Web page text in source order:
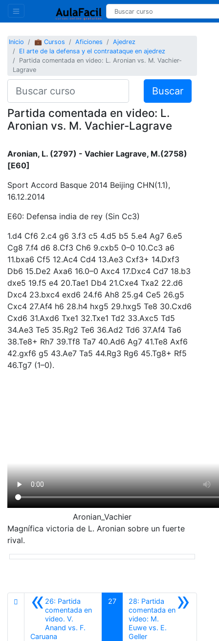
Inicio 💼 Cursos Aficiones
Ajedrez
El arte de la defensa y el contraataque en ajedrez
Partida comentada en video: L. Aronian vs. M. Vachier-
Lagrave
Buscar
Partida comentada en video: L.
Aronian vs. M. Vachier-Lagrave
Aronian, L. (2797) - Vachier Lagrave, M.(2758)
[E60]
Sport Accord Basque 2014 Beijing CHN(1.1),
16.12.2014
E60: Defensa india de rey (Sin Cc3)
1.d4 Cf6 2.c4 g6 3.f3 c5 4.d5 b5 5.e4 Ag7 6.e5
Cg8 7.f4 d6 8.Cf3 Ch6 9.cxb5 0–0 10.Cc3 a6
11.bxa6 Cf5 12.Ac4 Cd4 13.Ae3 Cxf3+ 14.Dxf3
Db6 15.De2 Axa6 16.0–0 Axc4 17.Dxc4 Cd7 18.b3
dxe5 19.f5 e4 20.Tae1 Db4 21.Cxe4 Txa2 22.d6
Dxc4 23.bxc4 exd6 24.f6 Ah8 25.g4 Ce5 26.g5
Cxc4 27.Af4 h6 28.h4 hxg5 29.hxg5 Te8 30.Cxd6
Cxd6 31.Axd6 Txe1 32.Txe1 Td2 33.Axc5 Td5
34.Ae3 Te5 35.Rg2 Te6 36.Ad2 Td6 37.Af4 Ta6
38.Te8+ Rh7 39.Tf8 Ta7 40.Ad6 Ag7 41.Te8 Axf6
42.gxf6 g5 43.Ae7 Ta5 44.Rg3 Rg6 45.Tg8+ Rf5
46.Tg7 (1–0).
Aronian_Vachier
Magnífica victoria de L. Aronian sobre un fuerte
rival.
«26: Partida
comentada en
video. V.
Anand vs. F.
Caruana
27 »
28: Partida
comentada en
video: M.
Euwe vs. E.
GellerSiguiente